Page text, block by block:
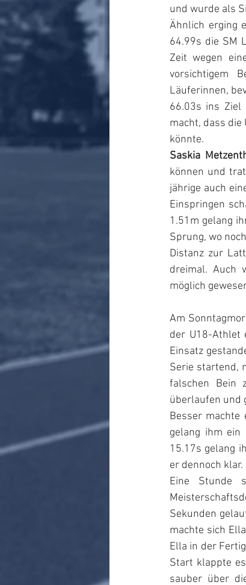
und wurde als
Ähnlich erging
64.99s die SM
Zeit wegen
vorsichtigem
Läuferinnen,
66.03s ins Ziel
macht, dass
könnte.
Saskia
können und
jährige auch
Einspringen
1.51m gelang
Sprung, wo
Distanz zur
dreimal. Auch
möglich
Am
der U18-Athlet
Einsatz
Serie startend,
falschen Bein
überlaufen und
Besser machte
gelang ihm ein
15.17s gelang
er dennoch klar.
Eine Stunde
Sekunden
machte sich
Ella in der
Start klappte
sauber über